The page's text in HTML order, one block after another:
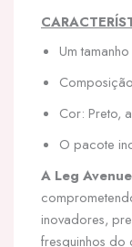
Um tamanho
Cor: Preto,
O pacote
A Leg Avenue
inovadores,
fresquinhos do